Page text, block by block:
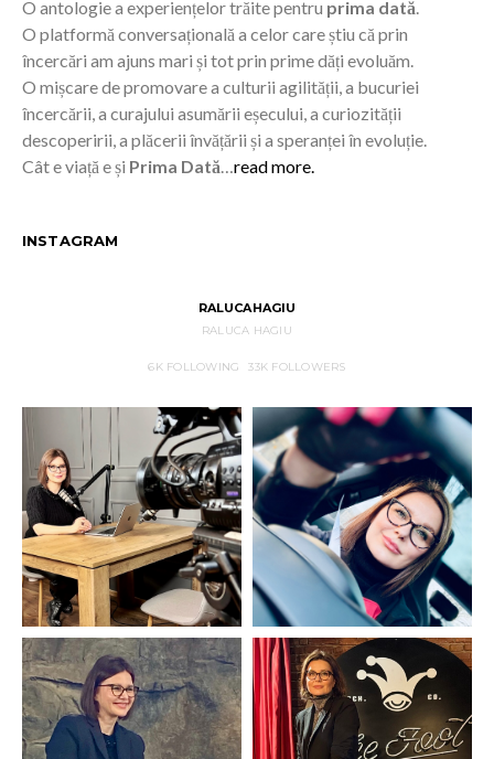
O antologie a experiențelor trăite pentru prima dată.
O platformă conversațională a celor care știu că prin
încercări am ajuns mari și tot prin prime dăți evoluăm.
O mișcare de promovare a culturii agilității, a bucuriei
încercării, a curajului asumării eșecului, a curiozității
descoperirii, a plăcerii învățării și a speranței în evoluție.
Cât e viață e și Prima Dată…read more.
INSTAGRAM
RALUCAHAGIU
RALUCA HAGIU
6KFOLLOWING 33K FOLLOWERS